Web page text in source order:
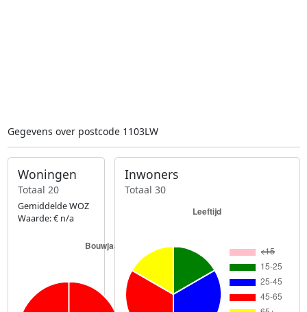
Gegevens over postcode 1103LW
Woningen
Totaal 20
Gemiddelde WOZ
Waarde: € n/a
Inwoners
Totaal 30